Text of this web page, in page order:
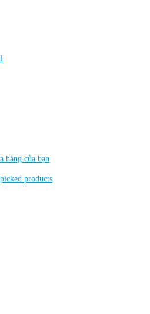
hàng của bạn
products